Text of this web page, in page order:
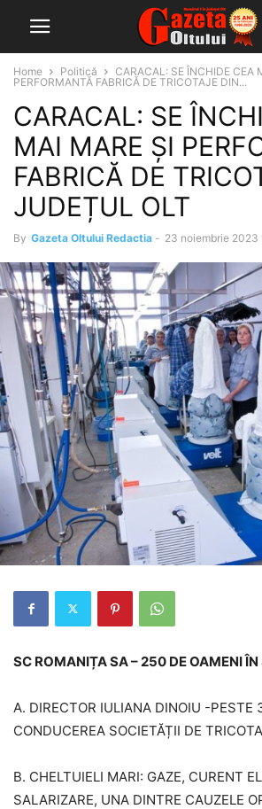
Home Politică
CARACAL: SE ÎNCHIDE CEA
PERFORMANTĂ FABRICĂ DE TRICOTAJE DIN...
CARACAL: SE
MAI MARE ȘI
FABRICĂ DE
JUDEȚUL OLT
By Gazeta Oltului Redactia - 23 noiembrie 2023
SC ROMANIȚA SA – 250 DE OAMENI
A. DIRECTOR IULIANA DINOIU -PESTE
CONDUCEREA SOCIETĂȚII DE
B. CHELTUIELI MARI: GAZE, CURENT
SALARIZARE, UNA DINTRE CAUZELE